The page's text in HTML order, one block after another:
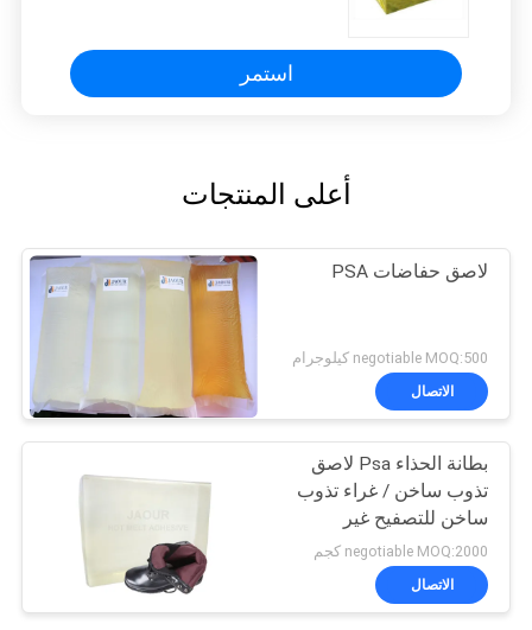
استمر
أعلى المنتجات
لاصق حفاضات PSA
negotiable MOQ:500 كيلوجرام
الاتصال
بطانة الحذاء Psa لاصق
تذوب ساخن / غراء تذوب
ساخن للتصفيح غير
المنسوج
negotiable MOQ:2000 كجم
الاتصال